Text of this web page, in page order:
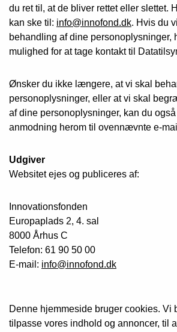
du ret til, at de bliver rettet eller slettet.
kan ske til: info@innofond.dk. Hvis du
behandling af dine personoplysninger,
mulighed for at tage kontakt til
Ønsker du ikke længere, at vi skal
personoplysninger, eller at vi skal
af dine personoplysninger, kan du
anmodning herom til ovennævnte e-
Udgiver
Websitet ejes og publiceres af:
Innovationsfonden
Europaplads 2, 4. sal
8000 Århus C
Telefon: 61 90 50 00
E-mail: info@innofond.dk
Denne hjemmeside bruger cookies. Vi
tilpasse vores indhold og annoncer, til